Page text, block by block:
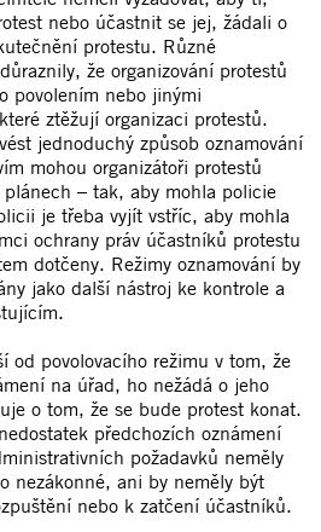
nebo účastnit se jej, žádali o
protestu. Různé
že organizování protestů
povolením nebo jinými
ztěžují organizaci protestů.
jednoduchý způsob oznamování
mohou organizátoři protestů
– tak, aby mohla policie
je třeba vyjít vstříc, aby mohla
ochrany práv účastníků protestu
dotčeny. Režimy oznamování by
jako další nástroj ke kontrole a
od povolovacího režimu v tom, že
na úřad, ho nežádá o jeho
o tom, že se bude protest konat.
předchozích oznámení
požadavků neměly
nezákonné, ani by neměly být
nebo k zatčení účastníků.